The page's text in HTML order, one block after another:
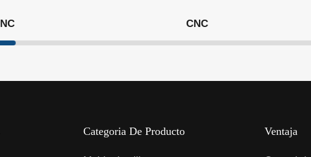
Categoria De Producto Ventaja